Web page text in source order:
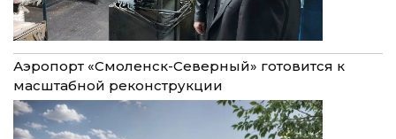
Аэропорт «Смоленск-Северный» готовится к
масштабной реконструкции